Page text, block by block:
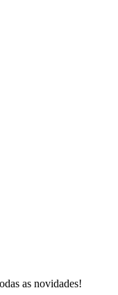
as novidades!